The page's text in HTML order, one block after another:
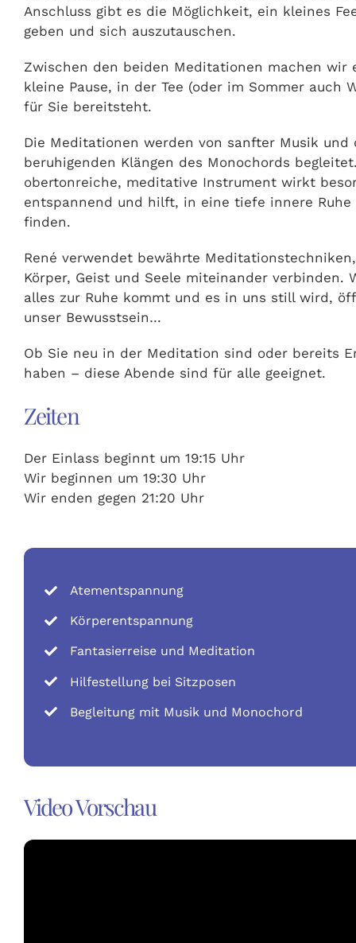
Anschluss gibt es die Möglichkeit, ein kleines
geben und sich auszutauschen.
Zwischen den beiden Meditationen machen wir
kleine Pause, in der Tee (oder im Sommer auch
für Sie bereitsteht.
Die Meditationen werden von sanfter Musik und
beruhigenden Klängen des Monochords
obertonreiche, meditative Instrument wirkt
entspannend und hilft, in eine tiefe innere Ruhe
finden.
René verwendet bewährte
Körper, Geist und Seele miteinander verbinden.
alles zur Ruhe kommt und es in uns still wird,
unser Bewusstsein…
Ob Sie neu in der Meditation sind oder bereits
haben – diese Abende sind für alle geeignet.
Zeiten
Der Einlass beginnt um 19:15 Uhr
Wir beginnen um 19:30 Uhr
Wir enden gegen 21:20 Uhr
Atementspannung
Körperentspannung
Fantasierreise und Meditation
Hilfestellung bei Sitzposen
Begleitung mit Musik und Monochord
Video Vorschau